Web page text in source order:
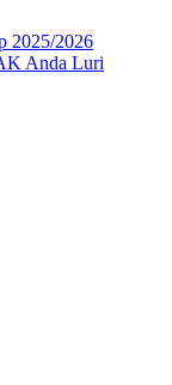
2025/2026
Anda Luri